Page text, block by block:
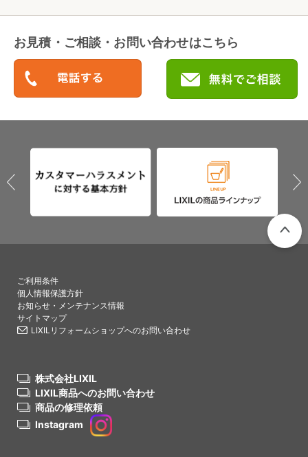
お見積・ご相談・お問い合わせはこちら
ご利用条件
個人情報保護方針
お知らせ・メンテナンス情報
サイトマップ
LIXILリフォームショップへのお問い合わせ
株式会社LIXIL
LIXIL商品へのお問い合わせ
商品の修理依頼
Instagram